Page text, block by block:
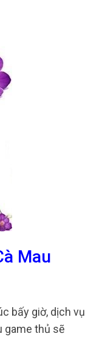
Mau
bấy giờ, dịch vụ
game thủ sẽ